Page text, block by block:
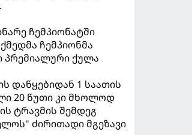
ჩემპიონატში
ჩემპიონმა
პრემიალური ქულა
დაწყებიდან 1 საათის
20 წუთი კი მხოლოდ
ტრავმის შემდეგ
ძირითადი მგეზავი